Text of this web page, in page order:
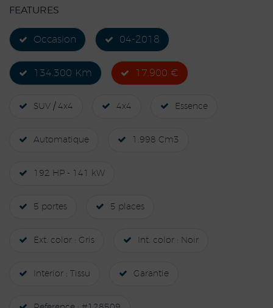
FEATURES
Occasion 04-2018
134.300 Km 17.900 €
SUV / 4x4 4x4 Essence
Automatique 1.998 Cm3
192 HP - 141 kW
5 portes 5 places
Ext. color : Gris Int. color : Noir
Interior : Tissu Garantie